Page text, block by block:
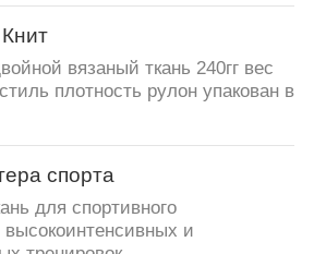
вязаный ткань 240гг вес
плотность рулон упакован в
спорта
для спортивного
и